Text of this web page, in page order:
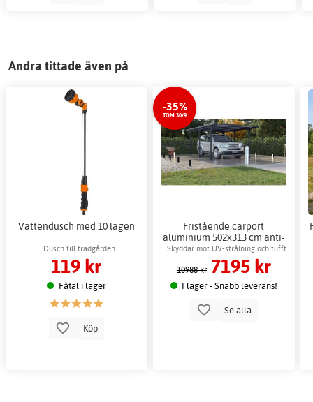
Andra tittade även på
Vattendusch med 10 lägen
Dusch till trädgården
119 kr
Fåtal i lager
Köp
-35%
TOM 30/9
Fristående carport
aluminium 502x313 cm anti-
UV paneler
Skyddar mot UV-strålning och tufft
väder
10988 kr 7195 kr
I lager - Snabb leverans!
Se alla